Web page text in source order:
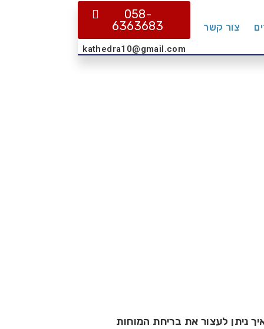
צור קשר
058-
6363683
kathedra10@gmail.com
ניתן לעצור את בריחת המוחות